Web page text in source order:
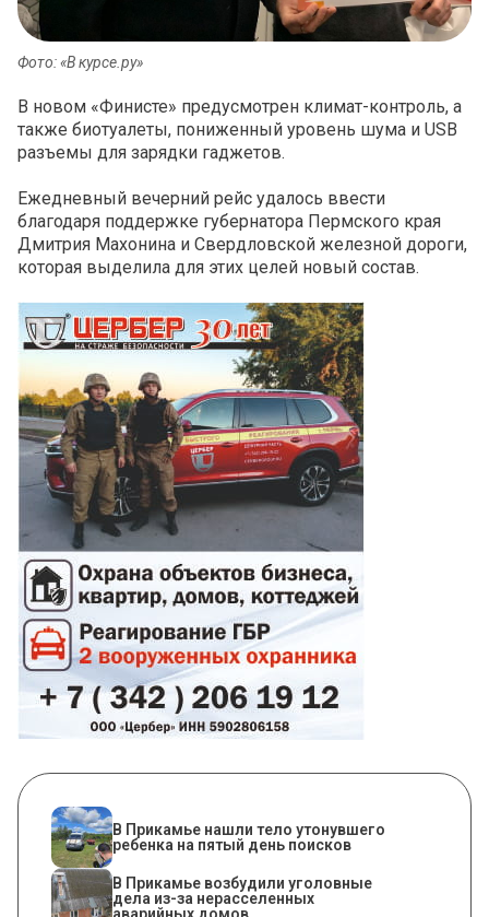
Фото: «В курсе.ру»
В новом «Финисте» предусмотрен климат-контроль, а
также биотуалеты, пониженный уровень шума и USB
разъемы для зарядки гаджетов.
Ежедневный вечерний рейс удалось ввести
благодаря поддержке губернатора Пермского края
Дмитрия Махонина и Свердловской железной дороги,
которая выделила для этих целей новый состав.
В Прикамье нашли тело утонувшего
ребенка на пятый день поисков
В Прикамье возбудили уголовные
дела из-за нерасселенных